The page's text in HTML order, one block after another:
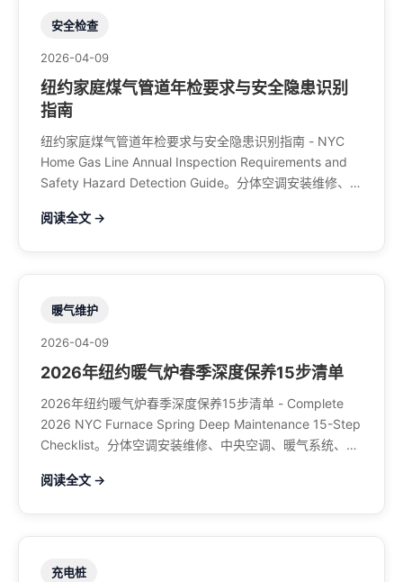
安全检查
2026-04-09
纽约家庭煤气管道年检要求与安全隐患识别
指南
纽约家庭煤气管道年检要求与安全隐患识别指南 - NYC
Home Gas Line Annual Inspection Requirements and
Safety Hazard Detection Guide。分体空调安装维修、中
桩。电话：929-708-8979
阅读全文 →
暖气维护
2026-04-09
2026年纽约暖气炉春季深度保养15步清单
2026年纽约暖气炉春季深度保养15步清单 - Complete
2026 NYC Furnace Spring Deep Maintenance 15-Step
Checklist。分体空调安装维修、中央空调、暖气系统、水
8979
阅读全文 →
充电桩